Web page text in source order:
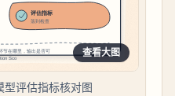
查看大图
型评估指标核对图